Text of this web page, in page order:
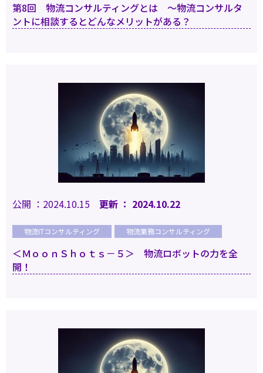
第8回 物流コンサルティングとは ～物流コンサルタ
ントに相談するとどんなメリットがある？
公開 ：2024.10.15 更新 ： 2024.10.22
物流ITコンサルティング 物流業務コンサルティング
＜ＭｏｏｎＳｈｏｔｓ－５＞ 物流ロボットの力を全
開！